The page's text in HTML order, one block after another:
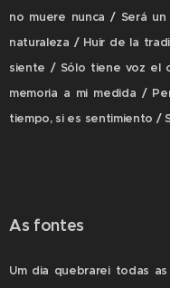
no muere nunca / Será
naturaleza / Huir de la
siente / Sólo tiene voz el
memoria a mi medida /
tiempo, si es sentimiento /
As fontes
Um dia quebrarei todas